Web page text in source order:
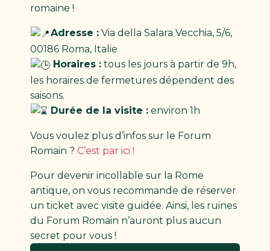
romaine !
Adresse : Via della Salara Vecchia, 5/6,
00186 Roma, Italie
Horaires : tous les jours à partir de 9h,
les horaires de fermetures dépendent des
saisons.
Durée de la visite : environ 1h
Vous voulez plus d’infos sur le Forum
Romain ? C’est par ici !
Pour devenir incollable sur la Rome
antique, on vous recommande de réserver
un ticket avec visite guidée. Ainsi, les ruines
du Forum Romain n’auront plus aucun
secret pour vous !